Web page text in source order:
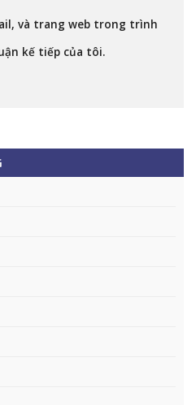
và trang web trong trình
kế tiếp của tôi.